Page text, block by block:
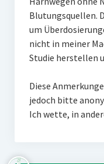
Blutungsquellen.
um
nicht in meiner
Studie herstellen
Diese
jedoch bitte
Ich wette, in